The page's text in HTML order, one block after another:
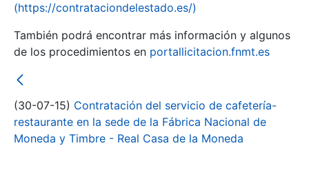
(https://contrataciondelestado.es/)
También podrá encontrar más información y algunos
de los procedimientos en portallicitacion.fnmt.es
(30-07-15) Contratación del servicio de cafetería-
restaurante en la sede de la Fábrica Nacional de
Moneda y Timbre - Real Casa de la Moneda